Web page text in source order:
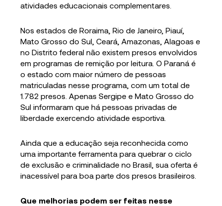
atividades educacionais complementares.
Nos estados de Roraima, Rio de Janeiro, Piauí,
Mato Grosso do Sul, Ceará, Amazonas, Alagoas e
no Distrito federal não existem presos envolvidos
em programas de remição por leitura. O Paraná é
o estado com maior número de pessoas
matriculadas nesse programa, com um total de
1.782 presos. Apenas Sergipe e Mato Grosso do
Sul informaram que há pessoas privadas de
liberdade exercendo atividade esportiva.
Ainda que a educação seja reconhecida como
uma importante ferramenta para quebrar o ciclo
de exclusão e criminalidade no Brasil, sua oferta é
inacessível para boa parte dos presos brasileiros.
Que melhorias podem ser feitas nesse